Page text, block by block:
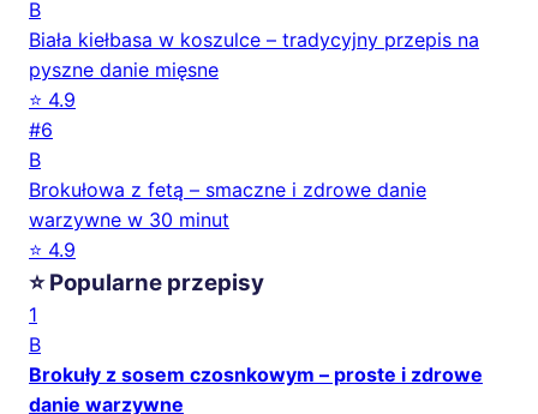
B
Biała kiełbasa w koszulce – tradycyjny przepis na
pyszne danie mięsne
⭐ 4.9
#6
B
Brokułowa z fetą – smaczne i zdrowe danie
warzywne w 30 minut
⭐ 4.9
⭐ Popularne przepisy
1
B
Brokuły z sosem czosnkowym – proste i zdrowe
danie warzywne